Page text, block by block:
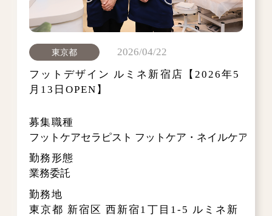
東京都
2026/04/22
フットデザイン ルミネ新宿店【2026年5
月13日OPEN】
募集職種
フットケアセラピスト フットケア・ネイルケア・レ
勤務形態
業務委託
勤務地
東京都 新宿区 西新宿1丁目1-5 ルミネ新